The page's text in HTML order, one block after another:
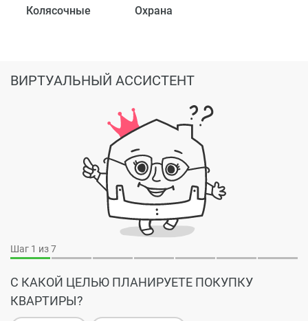
Колясочные Охрана
Шаг 1 из 7
С КАКОЙ ЦЕЛЬЮ ПЛАНИРУЕТЕ ПОКУПКУ
КВАРТИРЫ?
ВИРТУАЛЬНЫЙ АССИСТЕНТ